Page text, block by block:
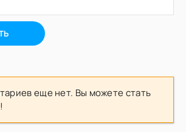
еще нет. Вы можете стать